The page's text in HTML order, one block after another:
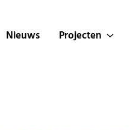
Nieuws Projecten